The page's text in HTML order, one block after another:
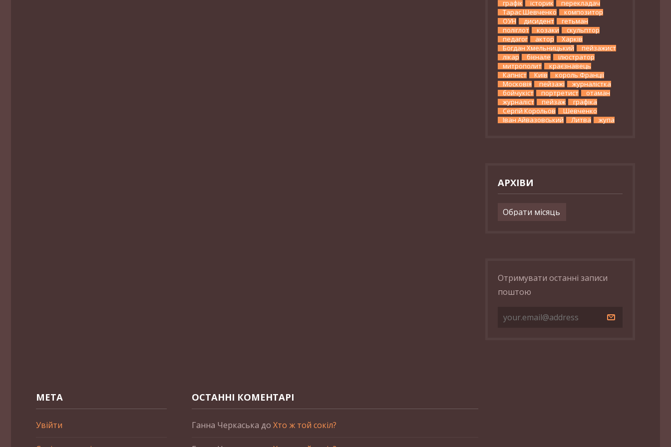
графік
історик
перекладач
Тарас Шевченко
композитор
ОУН
дисидент
гетьман
поліглот
козаки
скульптор
педагог
актор
Харків
Богдан Хмельницький
пейзажист
лікар
бієнале
ілюстратор
митрополит
краєзнавець
Капніст
Київ
король Франції
Московія
пейзажі
журналістка
бойчукіст
портретист
отаман
журналіст
пейзаж
графіка
Сергій Корольов
Шевченко
Іван Айвазовський
Литва жупа
АРХІВИ
Архіви
Отримувати останні записи
поштою
МЕТА
Увійти
ОСТАННІ КОМЕНТАРІ
Ганна Черкаська до Хто ж той сокіл?